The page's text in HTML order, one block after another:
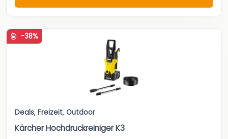
-38%
Deals, Freizeit, Outdoor
Kärcher Hochdruckreiniger K3